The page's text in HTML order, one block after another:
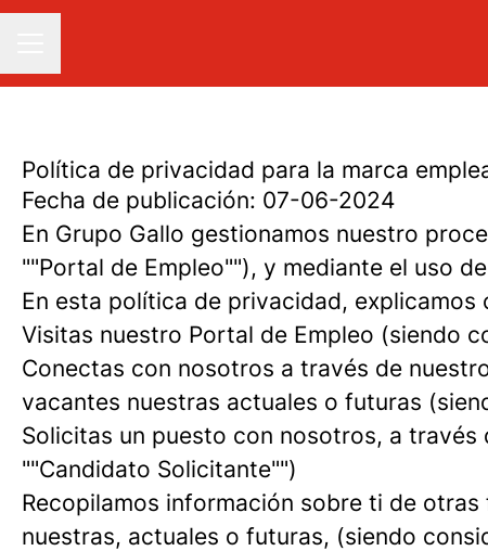
Política de privacidad para la marca
Fecha de publicación: 07-06-2024
En Grupo Gallo gestionamos nuestro
""Portal de Empleo""), y mediante el uso
En esta política de privacidad,
Visitas nuestro Portal de Empleo (siendo
Conectas con nosotros a través de
vacantes nuestras actuales o futuras
Solicitas un puesto con nosotros, a
""Candidato Solicitante"")
Recopilamos información sobre ti de
nuestras, actuales o futuras, (siendo